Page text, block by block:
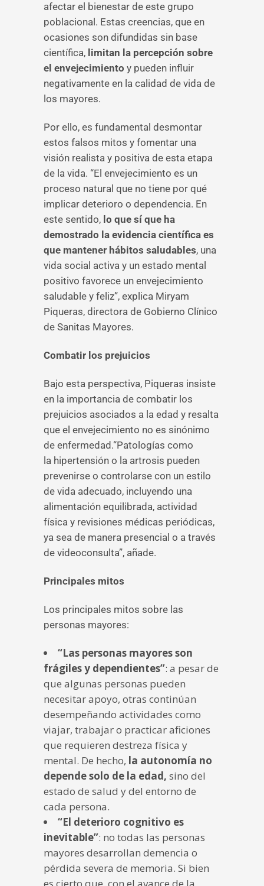
afectar el bienestar de este grupo
poblacional. Estas creencias, que en
ocasiones son difundidas sin base
científica, limitan la percepción sobre
el envejecimiento y pueden influir
negativamente en la calidad de vida de
los mayores.
Por ello, es fundamental desmontar
estos falsos mitos y fomentar una
visión realista y positiva de esta etapa
de la vida. “El envejecimiento es un
proceso natural que no tiene por qué
implicar deterioro o dependencia. En
este sentido, lo que sí que ha
demostrado la evidencia científica es
que mantener hábitos saludables, una
vida social activa y un estado mental
positivo favorece un envejecimiento
saludable y feliz”, explica Miryam
Piqueras, directora de Gobierno Clínico
de Sanitas Mayores.
Combatir los prejuicios
Bajo esta perspectiva, Piqueras insiste
en la importancia de combatir los
prejuicios asociados a la edad y resalta
que el envejecimiento no es sinónimo
de enfermedad.“Patologías como
la hipertensión o la artrosis pueden
prevenirse o controlarse con un estilo
de vida adecuado, incluyendo una
alimentación equilibrada, actividad
física y revisiones médicas periódicas,
ya sea de manera presencial o a través
de videoconsulta”, añade.
Principales mitos
Los principales mitos sobre las
personas mayores:
“Las personas mayores son
frágiles y dependientes”: a pesar de
que algunas personas pueden
necesitar apoyo, otras continúan
desempeñando actividades como
viajar, trabajar o practicar aficiones
que requieren destreza física y
mental. De hecho, la autonomía no
depende solo de la edad, sino del
estado de salud y del entorno de
cada persona.
“El deterioro cognitivo es
inevitable”: no todas las personas
mayores desarrollan demencia o
pérdida severa de memoria. Si bien